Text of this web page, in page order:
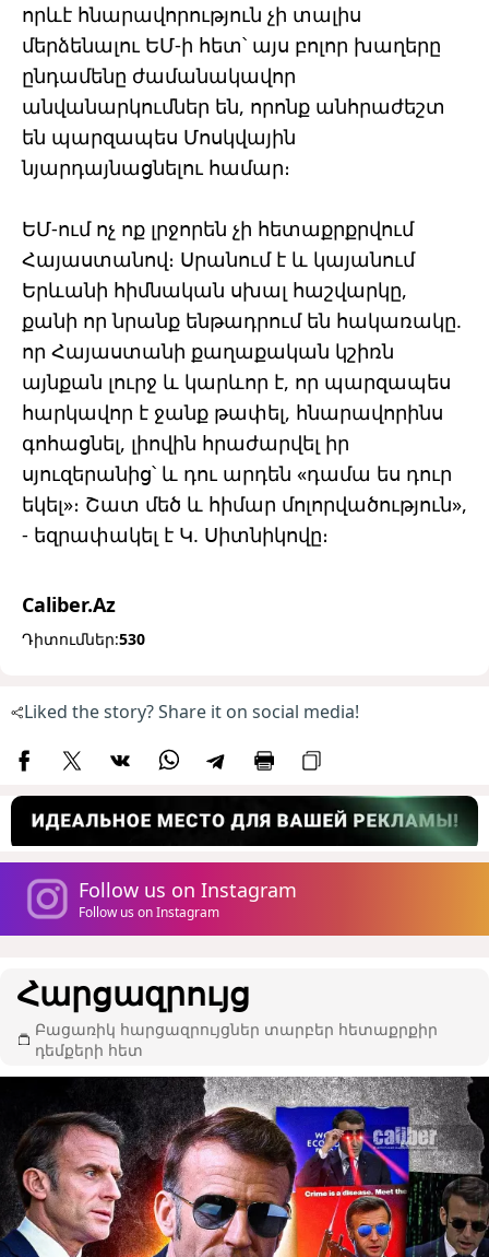
որևէ հնարավորություն չի տալիս
մերձենալու ԵՄ-ի հետ՝ այս բոլոր խաղերը
ընդամենը ժամանակավոր
անվանարկումներ են, որոնք անհրաժեշտ
են պարզապես Մոսկվային
նյարդայնացնելու համար։
ԵՄ-ում ոչ ոք լրջորեն չի հետաքրքրվում
Հայաստանով։ Սրանում է և կայանում
Երևանի հիմնական սխալ հաշվարկը,
քանի որ նրանք ենթադրում են հակառակը.
որ Հայաստանի քաղաքական կշիռն
այնքան լուրջ և կարևոր է, որ պարզապես
հարկավոր է ջանք թափել, հնարավորինս
գոհացնել, լիովին հրաժարվել իր
սյուզերանից՝ և դու արդեն «դամա ես դուր
եկել»։ Շատ մեծ և հիմար մոլորվածություն»,
- եզրափակել է Կ. Սիտնիկովը։
Caliber.Az
Դիտումներ:530
Liked the story? Share it on social media!
Follow us on Instagram
Follow us on Instagram
Հարցազրույց
Բացառիկ հարցազրույցներ տարբեր հետաքրքիր
դեմքերի հետ